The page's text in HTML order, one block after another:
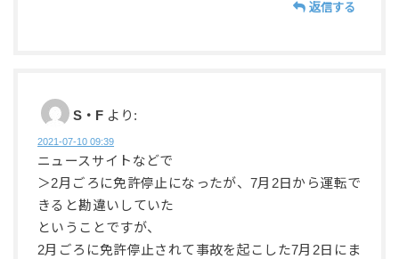
返信する
S・F より:
2021-07-10 09:39
ニュースサイトなどで
＞2月ごろに免許停止になったが、7月2日から運転で
きると勘違いしていた
ということですが、
2月ごろに免許停止されて事故を起こした7月2日にま